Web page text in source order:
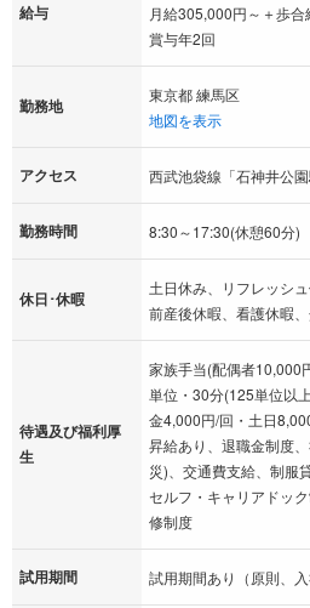
給与
月給305,000円～＋歩
賞与年2回
勤務地
東京都 練馬区
地図を表示
アクセス 西武池袋線「石神井公
勤務時間 8:30～17:30(休憩60分)
休日･休暇
土日休み、リフレッシ
前産後休暇、看護休暇
待遇及び福利厚
生
家族手当(配偶者10,000
単位・30分(125単位以
金4,000円/回・土日
昇給あり、退職金制度
災)、交通費支給、制服
セルフ・キャリアドッ
修制度
試用期間 試用期間あり（原則、入